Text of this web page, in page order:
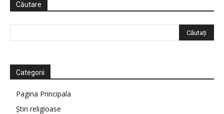
Căutare
Categorii
Pagina Principala
Știri religioase